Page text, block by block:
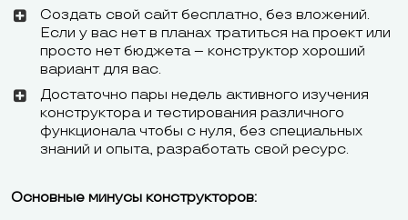
Создать свой сайт бесплатно, без вложений.
Если у вас нет в планах тратиться на проект или
просто нет бюджета – конструктор хороший
вариант для вас.
Достаточно пары недель активного изучения
конструктора и тестирования различного
функционала чтобы с нуля, без специальных
знаний и опыта, разработать свой ресурс.
Основные минусы конструкторов: